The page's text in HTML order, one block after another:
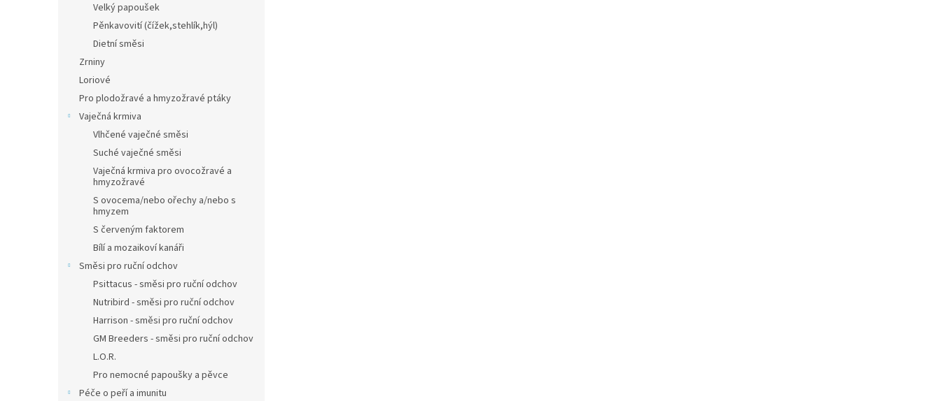
Velký papoušek
Pěnkavovití (čížek,stehlík,hýl)
Dietní směsi
Zrniny
Loriové
Pro plodožravé a hmyzožravé ptáky
Vaječná krmiva
Vlhčené vaječné směsi
Suché vaječné směsi
Vaječná krmiva pro ovocožravé a
hmyzožravé
S ovocema/nebo ořechy a/nebo s
hmyzem
S červeným faktorem
Bílí a mozaikoví kanáři
Směsi pro ruční odchov
Psittacus - směsi pro ruční odchov
Nutribird - směsi pro ruční odchov
Harrison - směsi pro ruční odchov
GM Breeders - směsi pro ruční odchov
L.O.R.
Pro nemocné papoušky a pěvce
Péče o peří a imunitu